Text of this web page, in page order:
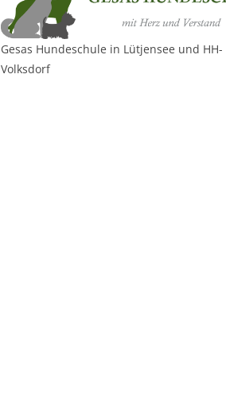
Gesas Hundeschule in Lütjensee und HH-
Volksdorf